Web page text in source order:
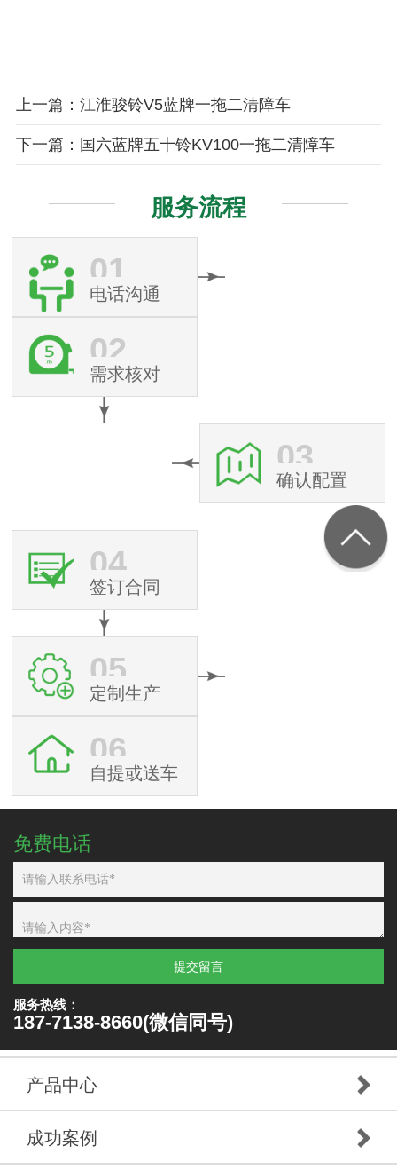
上一篇：江淮骏铃V5蓝牌一拖二清障车
下一篇：国六蓝牌五十铃KV100一拖二清障车
服务流程
01
电话沟通
02
需求核对
03
确认配置
04
签订合同
05
定制生产
06
自提或送车
免费电话
提交留言
服务热线：
187-7138-8660(微信同号)
产品中心
成功案例